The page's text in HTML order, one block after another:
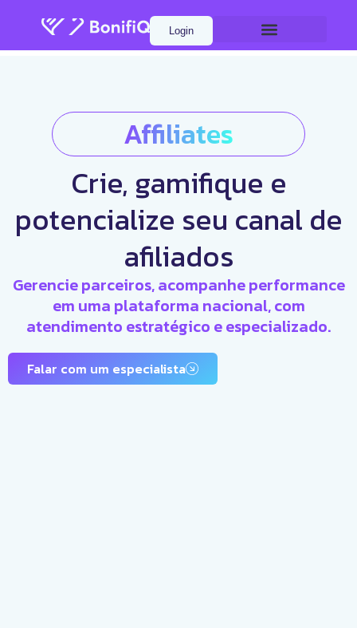
Login
Affiliates
Crie, gamifique e
potencialize seu canal de
afiliados
Gerencie parceiros, acompanhe performance
em uma plataforma nacional, com
atendimento estratégico e especializado.
Falar com um especialista